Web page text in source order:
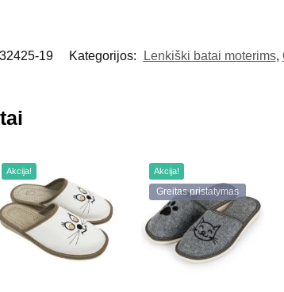
32425-19 Kategorijos: Lenkiški batai moterims,
Akcija! Akcija!
Greitas pristatymas